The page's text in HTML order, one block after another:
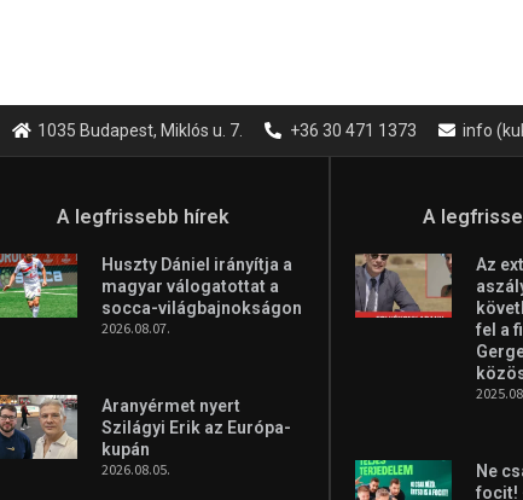
1035 Budapest, Miklós u. 7. +36 30 471 1373 info
A legfrissebb hírek
Huszty Dániel irányítja a
magyar válogatottat a
socca-világbajnokságon
2026.08.07.
Aranyérmet nyert
Szilágyi Erik az Európa-
kupán
2026.08.05.
A
Az
fel a
Ne
focit!